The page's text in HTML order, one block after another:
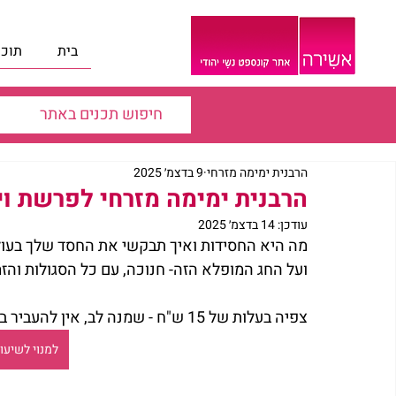
בית
הרבנית ימימה מזרחי לפרשת
הרבנית ימימה מזרחי 9 בדצמ׳ 2025
עודכן:14 בדצמ׳ 2025
מה היא החסידות ואיך תבקשי את החסד שלך
ועל החג המופלא הזה- חנוכה, עם כל הסגולות
צפיה בעלות של 15 ש"ח - שמנה לב, אין להעביר בביט הרגיל רק דרך האתר.
למנוי